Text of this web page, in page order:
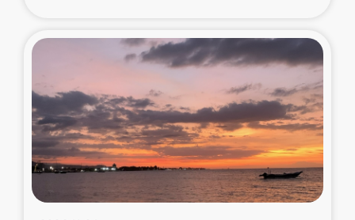
神原ゼミxパルシック
石巻市街地在宅被災者支援
復興応援隊の活動
仮設住宅生活支援・農業復興支援
漁業復興支援